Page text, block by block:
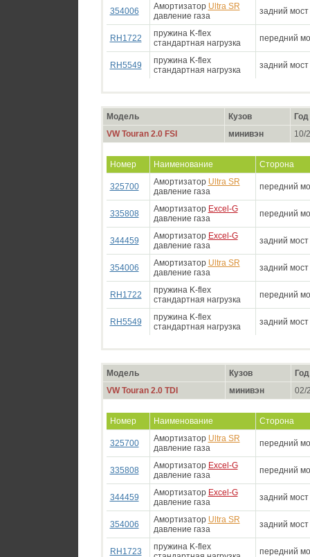
354006 Амортизатор Ultra SR
давление газа
задний мост
RH1722
пружина K-flex
стандартная нагрузка
передний
RH5549
пружина K-flex
стандартная нагрузка
задний мост
Модель Кузов
VW Touran 2.0 FSI
минивэн 10/
Номер Наименование Сторона
325700 Амортизатор Ultra SR
давление газа
передний
335808 Амортизатор Excel-G
давление газа
передний
344459 Амортизатор Excel-G
давление газа
задний мост
354006 Амортизатор Ultra SR
давление газа
задний мост
RH1722
пружина K-flex
стандартная нагрузка
передний
RH5549
пружина K-flex
стандартная нагрузка
задний мост
Модель Кузов
VW Touran 2.0 TDI
минивэн 02/
Номер Наименование Сторона
325700 Амортизатор Ultra SR
давление газа
передний
335808 Амортизатор Excel-G
давление газа
передний
344459 Амортизатор Excel-G
давление газа
задний мост
354006 Амортизатор Ultra SR
давление газа
задний мост
RH1723
пружина K-flex
передний